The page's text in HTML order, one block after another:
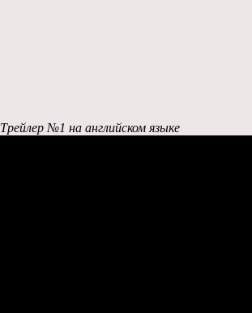
Трейлер №1 на английском языке